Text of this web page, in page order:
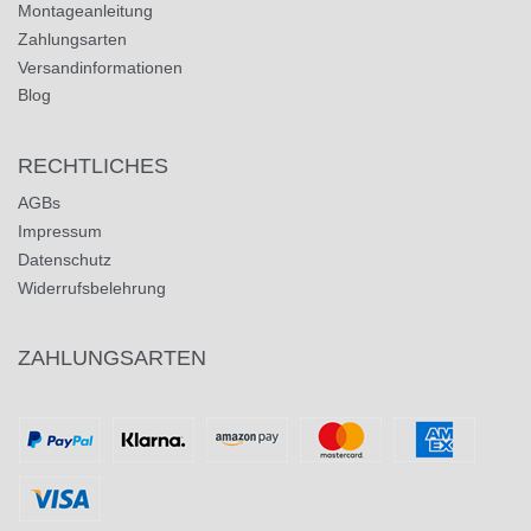
Montageanleitung
Zahlungsarten
Versandinformationen
Blog
RECHTLICHES
AGBs
Impressum
Datenschutz
Widerrufsbelehrung
ZAHLUNGSARTEN